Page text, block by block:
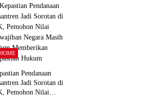
Refleksi
Pendanaan
Jadi Sorotan di
Pemohon Nilai